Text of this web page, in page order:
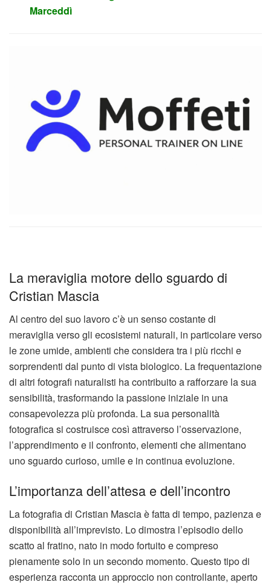
Marceddì
La meraviglia motore dello sguardo di
Cristian Mascia
Al centro del suo lavoro c’è un senso costante di
meraviglia verso gli ecosistemi naturali, in particolare verso
le zone umide, ambienti che considera tra i più ricchi e
sorprendenti dal punto di vista biologico. La frequentazione
di altri fotografi naturalisti ha contribuito a rafforzare la sua
sensibilità, trasformando la passione iniziale in una
consapevolezza più profonda. La sua personalità
fotografica si costruisce così attraverso l’osservazione,
l’apprendimento e il confronto, elementi che alimentano
uno sguardo curioso, umile e in continua evoluzione.
L’importanza dell’attesa e dell’incontro
La fotografia di Cristian Mascia è fatta di tempo, pazienza e
disponibilità all’imprevisto. Lo dimostra l’episodio dello
scatto al fratino, nato in modo fortuito e compreso
pienamente solo in un secondo momento. Questo tipo di
esperienza racconta un approccio non controllante, aperto